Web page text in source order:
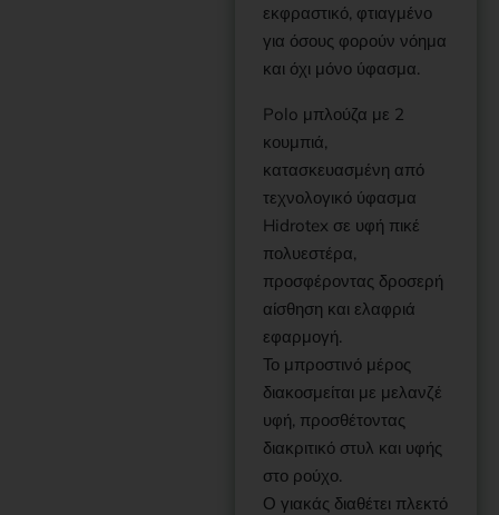
εκφραστικό, φτιαγμένο
για όσους φορούν νόημα
και όχι μόνο ύφασμα.
Polo μπλούζα με 2
κουμπιά,
κατασκευασμένη από
τεχνολογικό ύφασμα
Hidrotex σε υφή πικέ
πολυεστέρα,
προσφέροντας δροσερή
αίσθηση και ελαφριά
εφαρμογή.
Το μπροστινό μέρος
διακοσμείται με μελανζέ
υφή, προσθέτοντας
διακριτικό στυλ και υφής
στο ρούχο.
Ο γιακάς διαθέτει πλεκτό